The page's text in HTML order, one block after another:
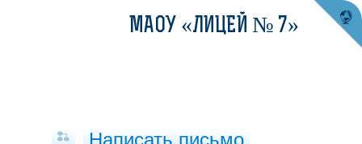
МАОУ «ЛИЦЕЙ № 7»
Написать письмо